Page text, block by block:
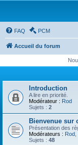
FAQ PCM
Accueil du forum
Introduction
A lire en priorité.
Modérateur : Rod
Sujets : 2
Bienvenue sur
Présentation des
Modérateurs : Rod
Sujets : 48